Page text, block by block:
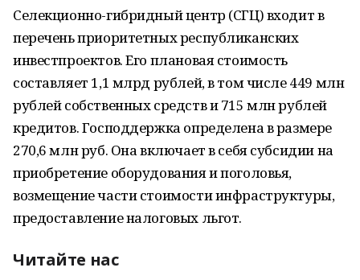
Селекционно-гибридный центр (СГЦ) входит в
перечень приоритетных республиканских
инвестпроектов. Его плановая стоимость
составляет 1,1 млрд рублей, в том числе 449 млн
рублей собственных средств и 715 млн рублей
кредитов. Господдержка определена в размере
270,6 млн руб. Она включает в себя субсидии на
приобретение оборудования и поголовья,
возмещение части стоимости инфраструктуры,
предоставление налоговых льгот.
Читайте нас